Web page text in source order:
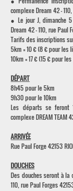
complexe Dream 42 -
● Le jour J, dimanche
Dream 42 - 110, rue Paul
Tarifs des inscriptions
5km = 10 € (8 € pour les
10km = 17 € (15 € pour
DÉPART
8h45 pour le 5km
9h30 pour le 10km
Les départs se feront
complexe DREAM TEAM
ARRIVÉE
Rue Paul Forge 42153
DOUCHES
Des douches seront à
110, rue Paul Forges